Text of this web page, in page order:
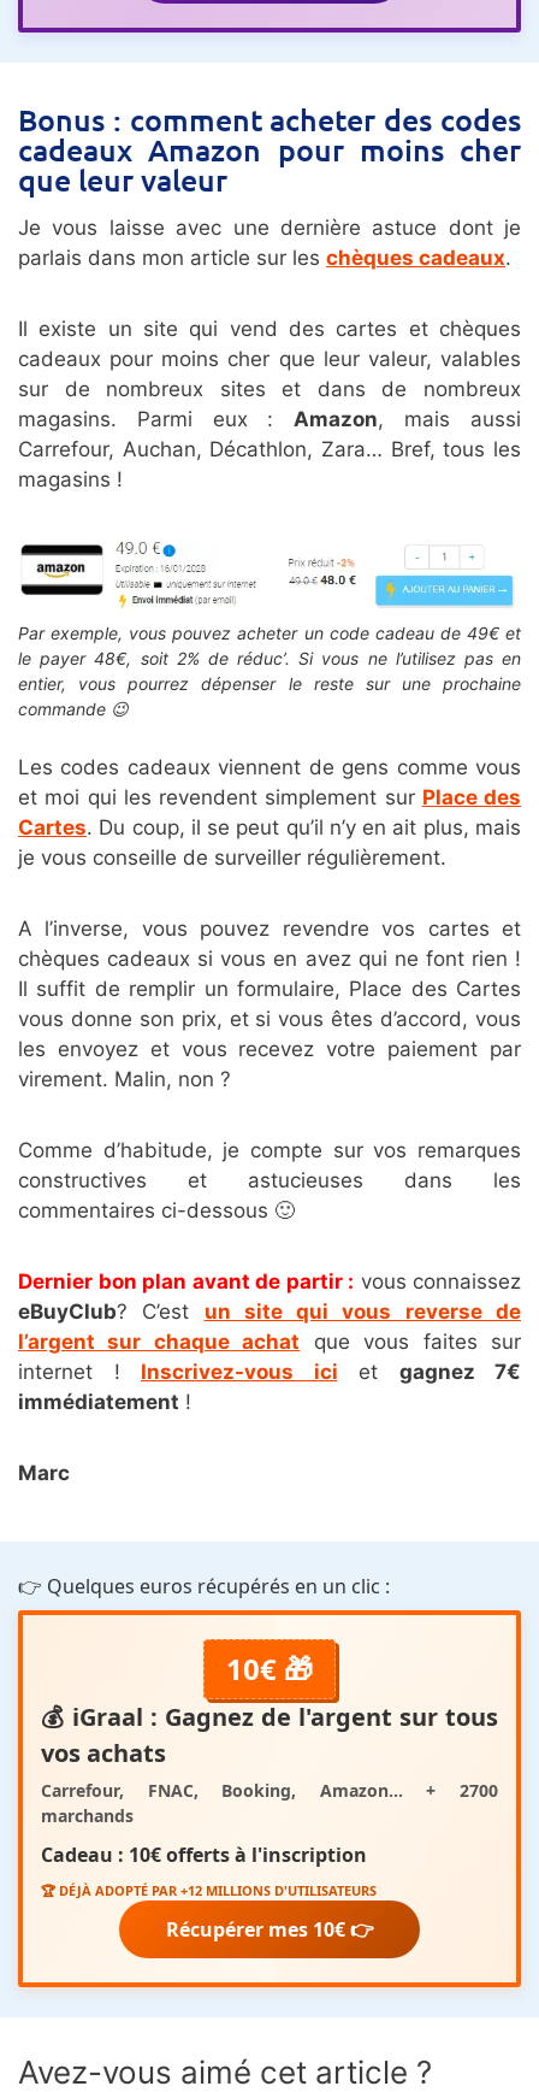
Bonus : comment acheter des codes
cadeaux Amazon pour moins cher
que leur valeur
Je vous laisse avec une dernière astuce dont je
parlais dans mon article sur les chèques cadeaux.
Il existe un site qui vend des cartes et chèques
cadeaux pour moins cher que leur valeur, valables
sur de nombreux sites et dans de nombreux
magasins. Parmi eux : Amazon, mais aussi
Carrefour, Auchan, Décathlon, Zara… Bref, tous les
magasins !
Par exemple, vous pouvez acheter un code cadeau de 49€ et
le payer 48€, soit 2% de réduc’. Si vous ne l’utilisez pas en
entier, vous pourrez dépenser le reste sur une prochaine
commande 😉
Les codes cadeaux viennent de gens comme vous
et moi qui les revendent simplement sur Place des
Cartes. Du coup, il se peut qu’il n’y en ait plus, mais
je vous conseille de surveiller régulièrement.
A l’inverse, vous pouvez revendre vos cartes et
chèques cadeaux si vous en avez qui ne font rien !
Il suffit de remplir un formulaire, Place des Cartes
vous donne son prix, et si vous êtes d’accord, vous
les envoyez et vous recevez votre paiement par
virement. Malin, non ?
Comme d’habitude, je compte sur vos remarques
constructives et astucieuses dans les
commentaires ci-dessous 🙂
Dernier bon plan avant de partir : vous connaissez
eBuyClub? C’est un site qui vous reverse de
l’argent sur chaque achat que vous faites sur
internet ! Inscrivez-vous ici et gagnez 7€
immédiatement !
Marc
👉 Quelques euros récupérés en un clic :
10€ 🎁
💰 iGraal : Gagnez de l'argent sur tous
vos achats
Carrefour, FNAC, Booking, Amazon... + 2700
marchands
Cadeau : 10€ offertsà l'inscription
🏆 DÉJÀ ADOPTÉ PAR +12 MILLIONS D'UTILISATEURS
Récupérer mes 10€ 👉
Avez-vous aimé cet article ?